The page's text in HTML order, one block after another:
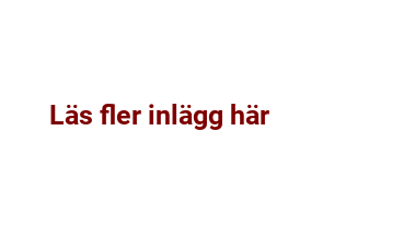
Läs fler inlägg här